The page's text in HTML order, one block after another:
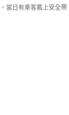
當日有乘客戴上安全帶